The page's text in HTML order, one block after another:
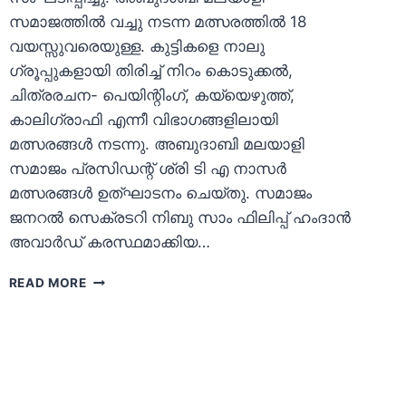
സമാജത്തില്‍ വച്ചു നടന്ന മത്സരത്തില്‍ 18
വയസ്സുവരെയുള്ള. കുട്ടികളെ നാലു
ഗ്രൂപ്പുകളായി തിരിച്ച് നിറം കൊടുക്കല്‍,
ചിത്രരചന- പെയിന്റിംഗ്, കയ്യെഴുത്ത്,
കാലിഗ്രാഫി എന്നീ വിഭാഗങ്ങളിലായി
മത്സരങ്ങള്‍ നടന്നു. അബുദാബി മലയാളി
സമാജം പ്രസിഡന്റ് ശ്രി ടി എ നാസര്‍
മത്സരങ്ങള്‍ ഉത്ഘാടനം ചെയ്തു. സമാജം
ജനറല്‍ സെക്രടറി നിബു സാം ഫിലിപ്പ് ഹംദാന്‍
അവാര്‍ഡ് കരസ്ഥമാക്കിയ…
READ MOREനൊസ്റ്റാള്‍ജിയ